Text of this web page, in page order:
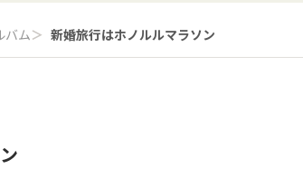
バム＞ 新婚旅行はホノルルマラソン